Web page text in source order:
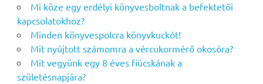
Mi köze egy erdélyi könyvesboltnak a befektetői
kapcsolatokhoz?
Minden könyvespolcra könyvkuckót!
Mit nyújtott számomra a vércukormérő okosóra?
Mit vegyünk egy 8 éves fiúcskának a
születésnapjára?